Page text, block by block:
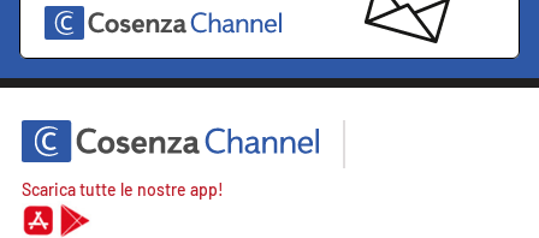
Scarica tutte le nostre app!